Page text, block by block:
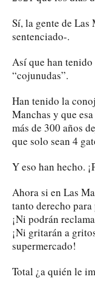
Sí, la gente de Las
sentenciado-.
Así que han
“cojunudas”.
Han tenido la
Manchas y que
más de 300 años
que solo sean 4
Y eso han hecho.
Ahora si en Las
tanto derecho
¡Ni podrán
¡Ni gritarán a
supermercado!
Total ¿a quién le